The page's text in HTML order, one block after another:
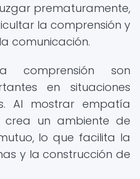
prematuramente,
la comprensión y
comunicación.
son
en situaciones
Al mostrar empatía
un ambiente de
lo que facilita la
y la construcción de